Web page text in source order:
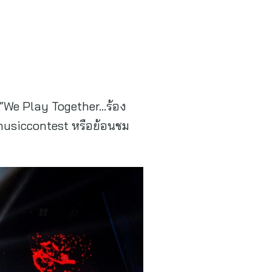
Play Together…ร้อง
หรือย้อนชม